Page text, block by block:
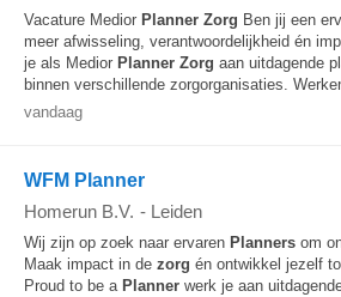
Vacature Medior Planner Zorg Ben jij een
meer afwisseling, verantwoordelijkheid én
je als Medior Planner Zorg aan uitdagende
binnen verschillende zorgorganisaties.
vandaag
WFM Planner
Homerun B.V. - Leiden
Wij zijn op zoek naar ervaren Planners om
Maak impact in de zorg én ontwikkel jezelf
Proud to be a Planner werk je aan